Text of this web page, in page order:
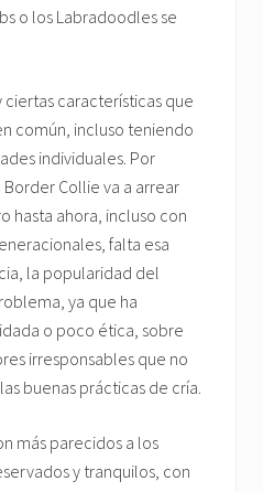
o los Labradoodles se
ciertas características que
común, incluso teniendo
individuales. Por
Collie va a arrear
hasta ahora, incluso con
falta esa
la popularidad del
ya que ha
o poco ética, sobre
irresponsables que no
buenas prácticas de cría.
más parecidos a los
y tranquilos, con